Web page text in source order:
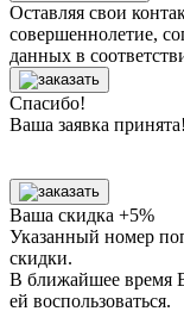
Оставляя свои
совершеннолетие,
данных в
Спасибо!
Ваша заявка принята!
Ваша скидка +5%
Указанный номер
скидки.
В ближайшее время
ей воспользоваться.